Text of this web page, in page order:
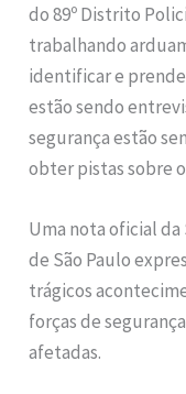
do 89º Distrito
trabalhando
identificar e
estão sendo
segurança estão
obter pistas sobre
Uma nota oficial
de São Paulo
trágicos
forças de
afetadas.